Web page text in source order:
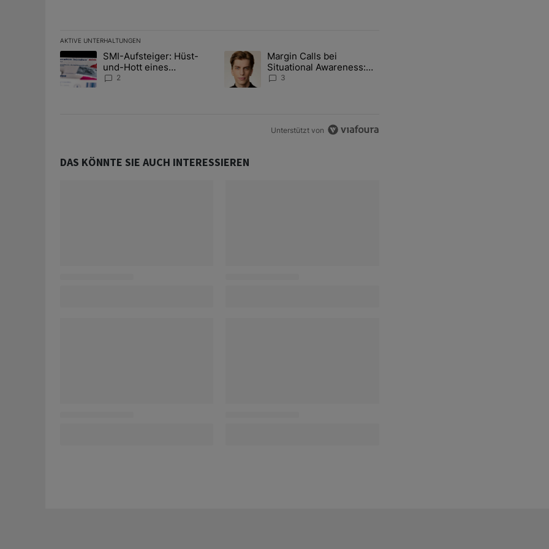
AKTIVE UNTERHALTUNGEN
Das Folgende ist eine Liste der am meisten kommentierten Artikel der letzten 7 days.
Ein Trendartikel mit dem Titel "SMI-Aufsteiger: Hüst-und-Hott eines Anlagestrategen" mit 2 kommentare.
SMI-Aufsteiger: Hüst-
und-Hott eines
Anlagestrategen
2
Ein Trendartikel mit dem Titel "Margin Calls bei Situational Awareness: Alles
Margin Calls bei
Situational Awareness:
Alles über den Retter-
3
Unterstützt von
DAS KÖNNTE SIE AUCH INTERESSIEREN